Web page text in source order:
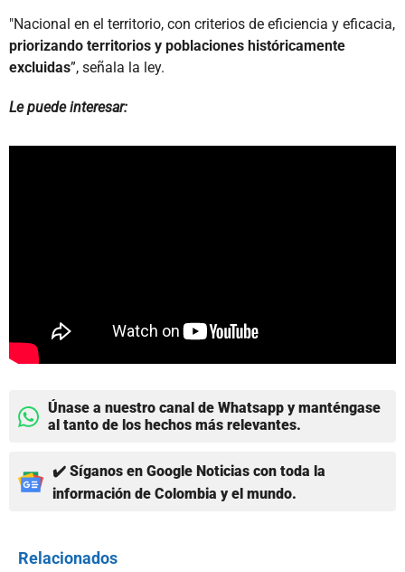
"Nacional en el territorio, con criterios de eficiencia y eficacia,
priorizando territorios y poblaciones históricamente
excluidas”, señala la ley.
Le puede interesar:
Únase a nuestro canal de Whatsapp y manténgase
al tanto de los hechos más relevantes.
✔️ Síganos en Google Noticias con toda la
información de Colombia y el mundo.
Relacionados